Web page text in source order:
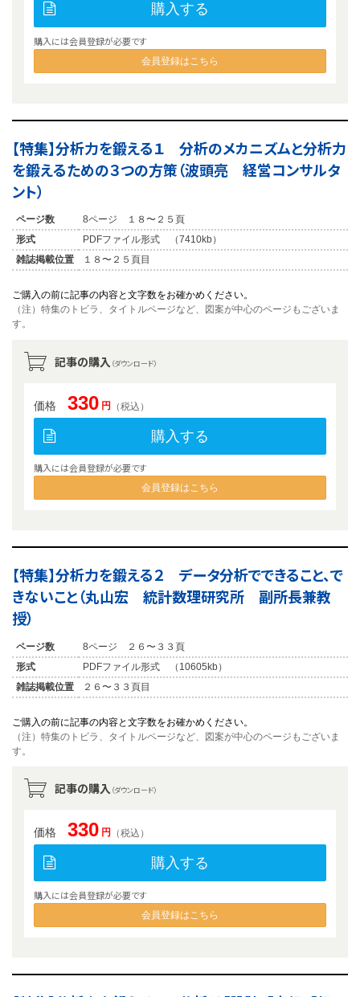
購入する
購入には会員登録が必要です
会員登録はこちら
【特集】分析力を鍛える１ 分析のメカニズムと分析力
を鍛えるための３つの方策（波頭亮 経営コンサルタ
ント）
ページ数
8ページ １８〜２５頁
形式
PDFファイル形式 （7410kb）
雑誌掲載位置
１８〜２５頁目
ご購入の前に記事の内容と文字数をお確かめください。
（注）特集のトビラ、タイトルページなど、図案が中心のページもございま
す。
記事の購入 （ダウンロード）
価格 330 円 （税込）
購入する
購入には会員登録が必要です
会員登録はこちら
【特集】分析力を鍛える２ データ分析でできること、で
きないこと（丸山宏 統計数理研究所 副所長兼教
授）
ページ数
8ページ ２６〜３３頁
形式
PDFファイル形式 （10605kb）
雑誌掲載位置
２６〜３３頁目
ご購入の前に記事の内容と文字数をお確かめください。
（注）特集のトビラ、タイトルページなど、図案が中心のページもございま
す。
記事の購入 （ダウンロード）
価格 330 円 （税込）
購入する
購入には会員登録が必要です
会員登録はこちら